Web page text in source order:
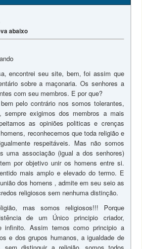
abaixo
encontrei seu site, bem, foi assim que
sobre a maçonaria. Os senhores a
com seu membros. E por que?
pelo contrário nos somos tolerantes,
sempre exigimos dos membros a mais
as opiniões politicas e crenças
reconhecemos que toda religião e
respeitáveis. Mas não somos
uma associação (igual a dos senhores)
por objetivo unir os homens entre si.
mais amplo e elevado do termo. E
dos homens , admite em seu seio as
religiosos sem nenhuma distinção.
mas somos religiosos!!! Porque
de um Único principio criador,
infinito. Assim temos como principio a
e dos grupos humanos, a igualdade de